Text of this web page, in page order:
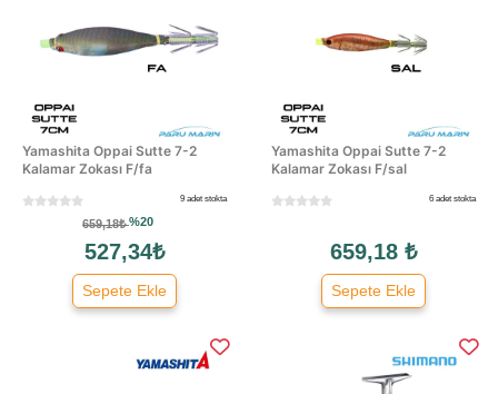
Yamashita Oppai Sutte 7-2
Kalamar Zokası F/fa
9 adet stokta
659,18₺%20
527,34₺
Sepete Ekle
Yamashita Oppai Sutte 7-2
Kalamar Zokası F/sal
6 adet stokta
659,18 ₺
Sepete Ekle